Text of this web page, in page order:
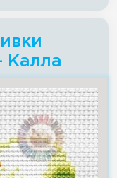
Калла